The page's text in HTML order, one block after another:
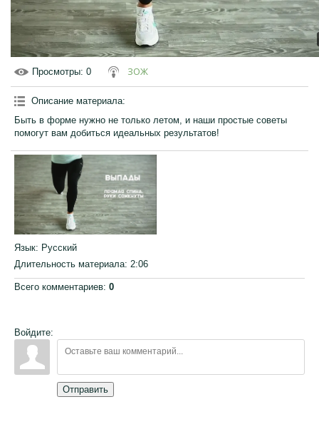
Просмотры: 0 ЗОЖ
Описание материала:
Быть в форме нужно не только летом, и наши простые советы
помогут вам добиться идеальных результатов!
Язык: Русский
Длительность материала: 2:06
Всего комментариев: 0
Войдите:
Отправить